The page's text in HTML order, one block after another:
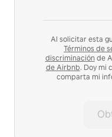
Al solicitar esta
Términos de
discriminación de
de Airbnb. Doy mi
comparta mi